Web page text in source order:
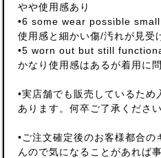
やや使用感あり
•6 some wear possible
使用感と細かい傷/汚れが見受
•5 worn out but still
かなり使用感はあるが着用に
•実店舗でも販売しているた
あります。何卒ご了承ください
•ご注文確定後のお客様都合
んので気になることがあれば